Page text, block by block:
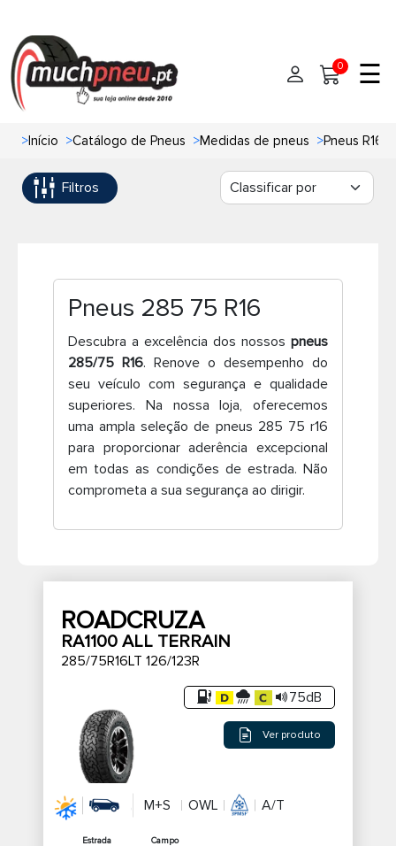
Início
Pneus
Pneus 4x4
Pneus de Van
Pneus de caminhão
Oficinas de Pneus
Contato
0 ☰
>Início >Catálogo de Pneus >Medidas de pneus >Pneus R16
Filtros
Pneus 285 75 R16
Descubra a excelência dos nossospneus
285/75 R16. Renove o desempenho do
seu veículo com segurança e qualidade
superiores. Na nossa loja, oferecemos
uma ampla seleção de pneus 285 75 r16
para proporcionar aderência excepcional
em todas as condições de estrada. Não
comprometa a sua segurança ao dirigir.
ROADCRUZA
RA1100 ALL TERRAIN
285/75R16LT 126/123R
75dB
Ver produto
M+S OWL A/T
Estrada
Campo